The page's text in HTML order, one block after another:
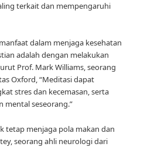
terkait dan mempengaruhi
dalam menjaga kesehatan
adalah dengan melakukan
Prof. Mark Williams, seorang
Oxford, “Meditasi dapat
stres dan kecemasan, serta
mental seseorang.”
tetap menjaga pola makan dan
seorang ahli neurologi dari